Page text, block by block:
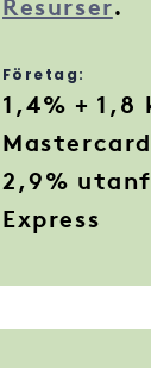
Resurser.
Företag:
1,4% + 1,8
2,9%
Express